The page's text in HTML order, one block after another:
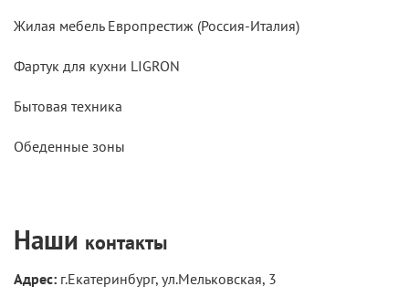
Жилая мебель Европрестиж (Россия-Италия)
Фартук для кухни LIGRON
Бытовая техника
Обеденные зоны
Наши контакты
Адрес: г.Екатеринбург, ул.Мельковская, 3